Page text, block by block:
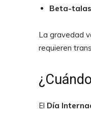
Beta-
La gravedad
requieren
El Día